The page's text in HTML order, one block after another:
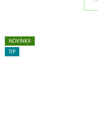
NOVINKA
TIP